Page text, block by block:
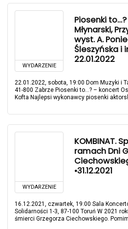
WYDARZENIE
Piosenki
Młynarski,
wyst. A.
Śleszyńska i
22.01.2022
22.01.2022, sobota, 19:00 Dom Muzyki i
41-800 Zabrze Piosenki to…? – koncert
Kofta Najlepsi wykonawcy piosenki
WYDARZENIE
KOMBINAT.
ramach Dni
•31.12.2021
16.12.2021, czwartek, 19:00 Sala
Solidarności 1-3, 87-100 Toruń W 2021
śmierci Grzegorza Ciechowskiego.